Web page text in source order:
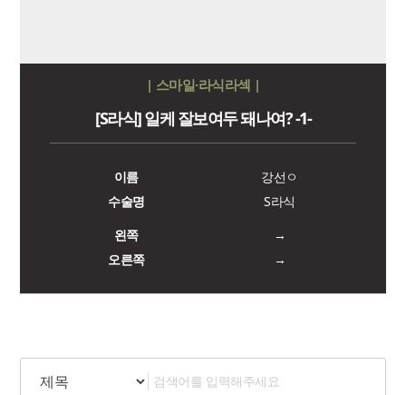
| 스마일·라식라섹 |
[S라식] 일케 잘보여두 돼나여? -1-
이름
강선ㅇ
수술명
S라식
왼쪽
→
오른쪽
→